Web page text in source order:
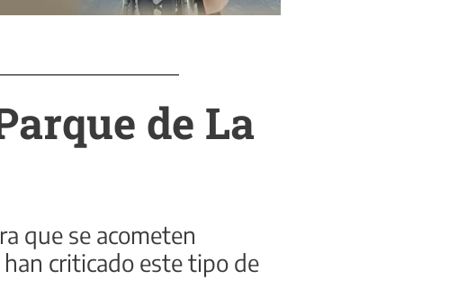
de La
que se acometen
criticado este tipo de